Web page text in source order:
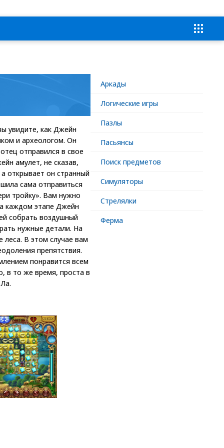
увидите, как Джейн
и археологом. Он
отправился в свое
амулет, не сказав,
открывает он странный
сама отправиться
тройку». Вам нужно
каждом этапе Джейн
собрать воздушный
нужные детали. На
леса. В этом случае вам
препятствия.
понравится всем
в то же время, проста в
Аркады
Логические игры
Пазлы
Пасьянсы
Поиск предметов
Симуляторы
Стрелялки
Ферма